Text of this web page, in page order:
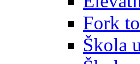
Fork
Škola